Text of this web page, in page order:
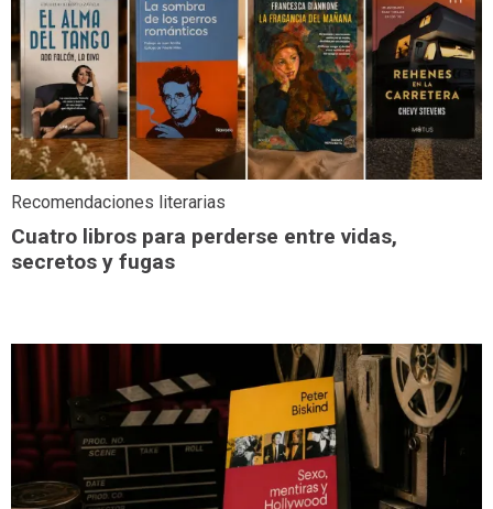
Recomendaciones literarias
Cuatro libros para perderse entre vidas,
secretos y fugas